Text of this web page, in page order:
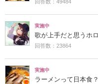
回答数：49484
実施中
歌が上手だと思うホ
回答数：23864
実施中
ラーメンって日本食